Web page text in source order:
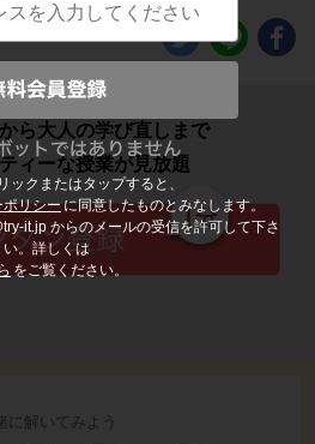
ックまたはタップすると、
ポリシーに同意したものとみなします。
it.jp からのメールの受信を許可して下さ
い。詳しくは
をご覧ください。
ら大人の学び直しまで
ィーな授業が見放題
に解いてみよう